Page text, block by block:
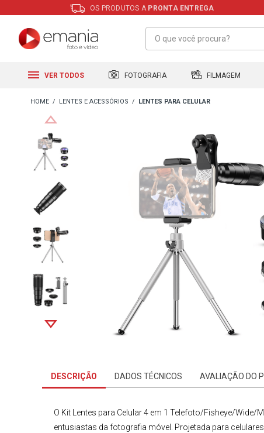
OS PRODUTOS A PRONTA ENTREGA
VER TODOS FOTOGRAFIA FILMAGEM
LENTES E ACESSÓRIOS LENTES PARA CELULAR
DESCRIÇÃO DADOS TÉCNICOS AVALIAÇÃO DO
O Kit Lentes para Celular 4 em 1 Telefoto/Fisheye/Wide/
entusiastas da fotografia móvel. Projetada para